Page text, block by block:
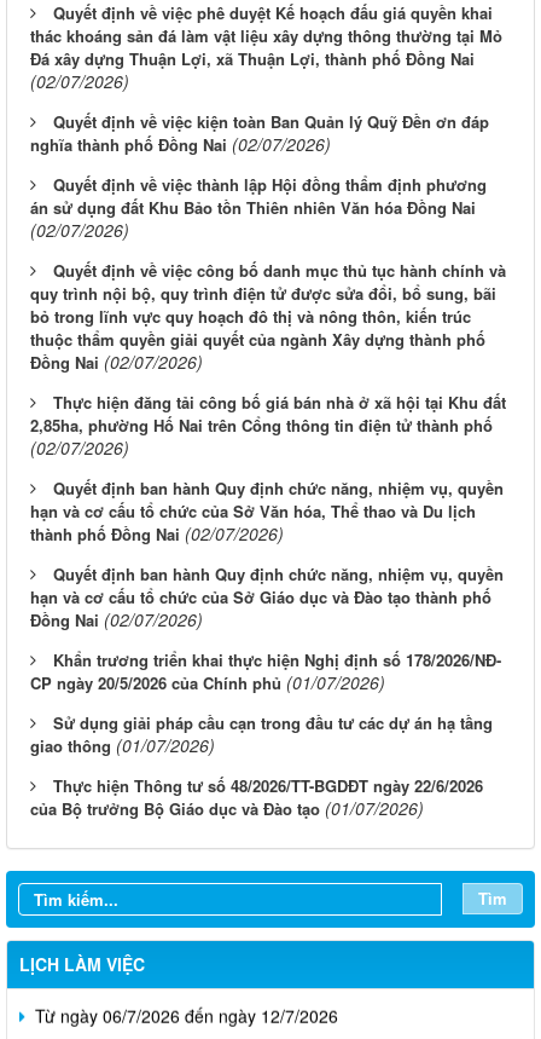
Quyết định về việc phê duyệt Kế hoạch đấu giá quyền khai
thác khoáng sản đá làm vật liệu xây dựng thông thường tại Mỏ
Đá xây dựng Thuận Lợi, xã Thuận Lợi, thành phố Đồng Nai
(02/07/2026)
Quyết định về việc kiện toàn Ban Quản lý Quỹ Đền ơn đáp
nghĩa thành phố Đồng Nai (02/07/2026)
Quyết định về việc thành lập Hội đồng thẩm định phương
án sử dụng đất Khu Bảo tồn Thiên nhiên Văn hóa Đồng Nai
(02/07/2026)
Quyết định về việc công bố danh mục thủ tục hành chính và
quy trình nội bộ, quy trình điện tử được sửa đổi, bổ sung, bãi
bỏ trong lĩnh vực quy hoạch đô thị và nông thôn, kiến trúc
thuộc thẩm quyền giải quyết của ngành Xây dựng thành phố
Đồng Nai (02/07/2026)
Thực hiện đăng tải công bố giá bán nhà ở xã hội tại Khu đất
2,85ha, phường Hố Nai trên Cổng thông tin điện tử thành phố
(02/07/2026)
Quyết định ban hành Quy định chức năng, nhiệm vụ, quyền
hạn và cơ cấu tổ chức của Sở Văn hóa, Thể thao và Du lịch
thành phố Đồng Nai (02/07/2026)
Quyết định ban hành Quy định chức năng, nhiệm vụ, quyền
hạn và cơ cấu tổ chức của Sở Giáo dục và Đào tạo thành phố
Đồng Nai (02/07/2026)
Khẩn trương triển khai thực hiện Nghị định số 178/2026/NĐ-
CP ngày 20/5/2026 của Chính phủ (01/07/2026)
Sử dụng giải pháp cầu cạn trong đầu tư các dự án hạ tầng
giao thông (01/07/2026)
Thực hiện Thông tư số 48/2026/TT-BGDĐT ngày 22/6/2026
của Bộ trưởng Bộ Giáo dục và Đào tạo (01/07/2026)
Tìm
LỊCH LÀM VIỆC
Từ ngày 03/8/2026 đến ngày 09/8/2026
Từ ngày 27/7/2026 đến ngày 02/8/2026
Từ ngày 20/7/2026 đến ngày 26/7/2026
Từ ngày 13/7/2026 đến ngày 18/7/2026
Từ ngày 06/7/2026 đến ngày 12/7/2026